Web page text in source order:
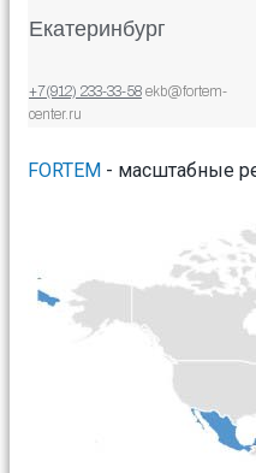
Екатеринбург
+7(912) 233-33-58 ekb@fortem-
center.ru
FORTEM - масштабные